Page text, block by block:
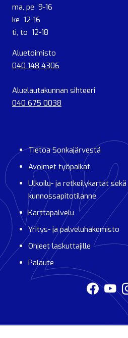
ma, pe 9-16
ke 12-16
ti, to 12-18
Aluetoimisto
040 148 4306
Aluelautakunnan sihteeri
040 675 0038
Tietoa Sonkajärvestä
Avoimet työpaikat
Ulkoilu- ja retkeilykartat
kunnossapitotilanne
Karttapalvelu
Yritys- ja palveluhakemisto
Ohjeet laskuttajille
Palaute